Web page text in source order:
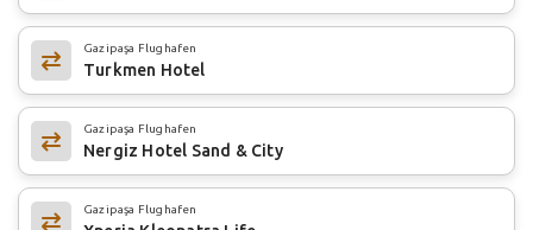
Gazipaşa Flughafen
Turkmen Hotel
Gazipaşa Flughafen
Nergiz Hotel Sand & City
Gazipaşa Flughafen